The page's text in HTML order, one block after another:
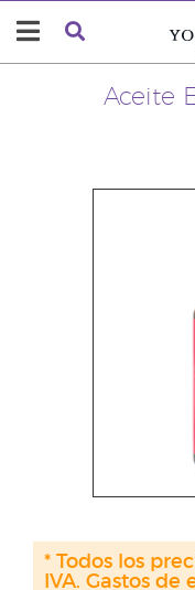
Aceite
* Todos los
IVA. Gastos